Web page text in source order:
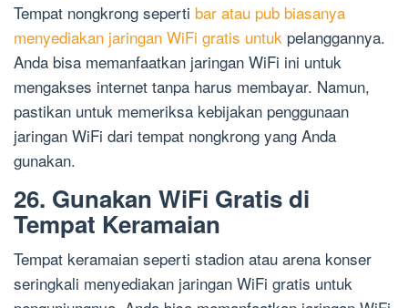
Tempat nongkrong seperti bar atau pub biasanya
menyediakan jaringan WiFi gratis untuk pelanggannya.
Anda bisa memanfaatkan jaringan WiFi ini untuk
mengakses internet tanpa harus membayar. Namun,
pastikan untuk memeriksa kebijakan penggunaan
jaringan WiFi dari tempat nongkrong yang Anda
gunakan.
26. Gunakan WiFi Gratis di
Tempat Keramaian
Tempat keramaian seperti stadion atau arena konser
seringkali menyediakan jaringan WiFi gratis untuk